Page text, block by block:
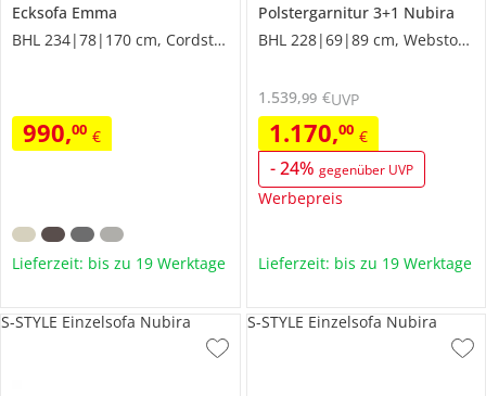
Ecksofa Emma
BHL 234|78|170 cm, Cordstoff
990,00 €
Lieferzeit: bis zu 19 Werktage
Polstergarnitur 3+1 Nubira
BHL 228|69|89 cm, Webstoff grob
1.170,00 €
-24% gegenüber UVP
Werbepreis
1.539,99 €UVP
Lieferzeit: bis zu 19 Werktage
S-STYLE Einzelsofa Nubira S-STYLE Einzelsofa Nubira